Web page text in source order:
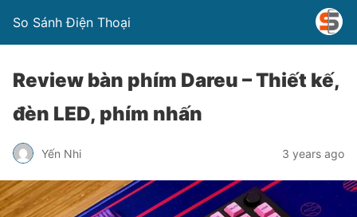
So Sánh Điện Thoại
Review bàn phím Dareu – Thiết kế,
đèn LED, phím nhấn
Yến Nhi 3 years ago